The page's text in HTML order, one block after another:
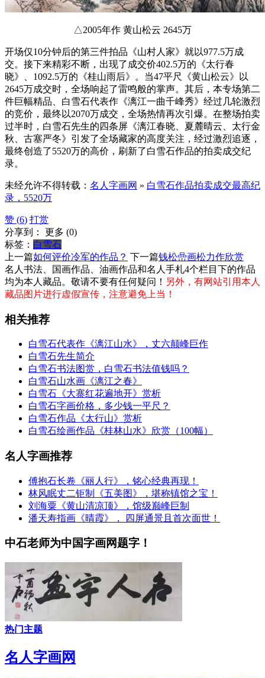
△2005年作 黄山松云 2645万
开场仅10分钟后的第三件拍品《山村人家》就以977.5万成
交。接下来精彩不断，出现了成交价402.5万的《太行春
晓》、1092.5万的《桂山雨后》。当47平尺《黄山松云》以
2645万成交时，全场响起了雷鸣般的掌声。其后，本专场第二
件巨幅精品、白雪石代表作《漓江一曲千峰秀》经过几轮激烈
的竞价，最终以2070万成交，全场热情再次引爆。在整场拍卖
过半时，白雪石先生的四条屏《漓江春晓、夏麓晴云、太行金
秋、古塞严冬》引发了全场藏家的高度关注，经过激烈追逐，
最终创造了5520万的高价，刷新了白雪石作品的拍卖成交纪
录。
未经允许不得转载： 名人字画网 » 白雪石作品拍卖成交最高纪
录，5520万
赞 (6) 打赏
分享到： 更多 (0)
标签： 白雪石
上一篇如何评价冷军的作品？ 下一篇钱松嵒画松力作欣赏
名人书法、国画作品、油画作品和名人手札4个栏目下的作品
均为本人藏品。敬请不要有任何疑问！ 另外，有网站引用本人
藏品图片进行虚假宣传，注意避免上当！
相关推荐
白雪石代表作《漓江山水》，丈六颠峰巨作
白雪石先生简介
白雪石书法图赏，白雪石书法值钱吗？
白雪石山水画《漓江之春》
白雪石《大寨红花遍地开》赏析
白雪石字画价格，多少钱一平尺？
白雪石作品《太行山》赏析
白雪石绘画作品《桂林山水》欣赏（100幅）
名人字画推荐
傅抱石长卷《丽人行》，铭心经典再现！
林风眠丈二钜制《五美图》，堪称镇馆之宝！
刘海粟《黄山清凉顶》，馆级巅峰巨制
潘天寿指画《晴霞》， 四屏通景且首次面世！
中石老师为中国字画网题字！
热门主题
名人字画网